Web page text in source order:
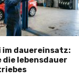
dauereinsatz:
die lebensdauer